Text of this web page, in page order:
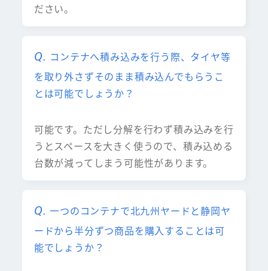
ださい。
コンテナへ積み込みを行う際、タイヤ等
を取り外さずそのまま積み込んでもらうこ
とは可能でしょうか？
可能です。ただし分解を行わず積み込みを行
うとスペースを大きく使うので、積み込める
台数が減ってしまう可能性があります。
一つのコンテナで北九州ヤードと静岡ヤ
ードから半分ずつ商品を購入することは可
能でしょうか？